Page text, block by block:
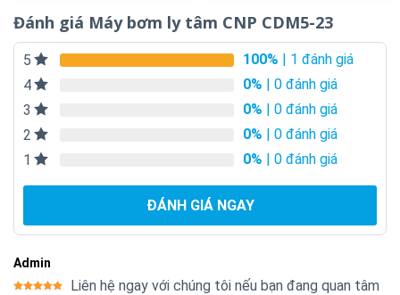
Đánh giá Máy bơm ly tâm CNP CDM5-23
5 100% | 1 đánh giá
4
0% | 0 đánh giá
3
0% | 0 đánh giá
2
0% | 0 đánh giá
1
0% | 0 đánh giá
ĐÁNH GIÁ NGAY
Admin
Liên hệ ngay với chúng tôi nếu bạn đang quan tâm